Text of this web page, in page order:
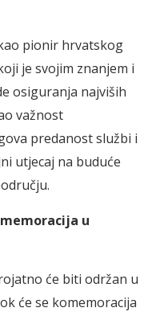
pionir hrvatskog
je svojim znanjem i
osiguranja najviših
važnost
predanost službi i
utjecaj na buduće
u
će biti održan u
će se komemoracija